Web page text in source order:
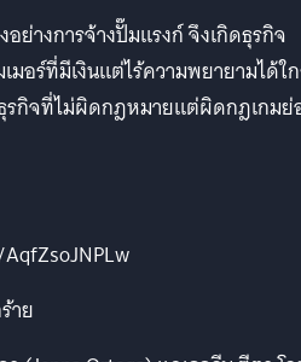
อย่างการจ้างปั๊มแรงก์ จึงเกิดธุรกิจ
มอร์ที่มีเงินแต่ไร้ความพยายามได้ใ
รกิจที่ไม่ผิดกฎหมายแต่ผิดกฎเกม
าย